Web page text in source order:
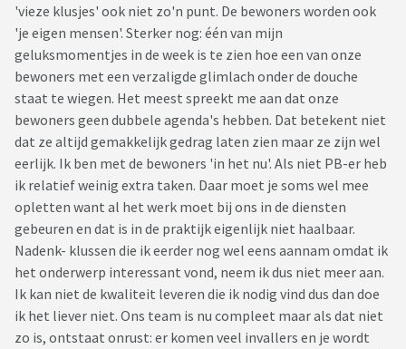
'vieze klusjes' ook niet zo'n punt. De bewoners worden ook
'je eigen mensen'. Sterker nog: één van mijn
geluksmomentjes in de week is te zien hoe een van onze
bewoners met een verzaligde glimlach onder de douche
staat te wiegen. Het meest spreekt me aan dat onze
bewoners geen dubbele agenda's hebben. Dat betekent niet
dat ze altijd gemakkelijk gedrag laten zien maar ze zijn wel
eerlijk. Ik ben met de bewoners 'in het nu'. Als niet PB-er heb
ik relatief weinig extra taken. Daar moet je soms wel mee
opletten want al het werk moet bij ons in de diensten
gebeuren en dat is in de praktijk eigenlijk niet haalbaar.
Nadenk- klussen die ik eerder nog wel eens aannam omdat ik
het onderwerp interessant vond, neem ik dus niet meer aan.
Ik kan niet de kwaliteit leveren die ik nodig vind dus dan doe
ik het liever niet. Ons team is nu compleet maar als dat niet
zo is, ontstaat onrust: er komen veel invallers en je wordt